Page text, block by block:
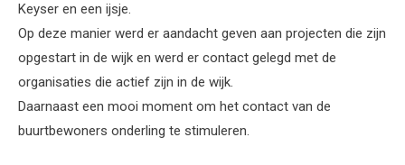
Keyser en een ijsje.
Op deze manier werd er aandacht geven aan projecten die zijn
opgestart in de wijk en werd er contact gelegd met de
organisaties die actief zijn in de wijk.
Daarnaast een mooi moment om het contact van de
buurtbewoners onderling te stimuleren.